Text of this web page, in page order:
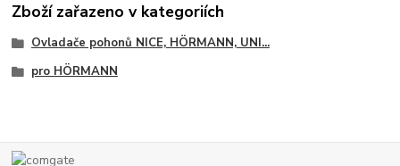
Zboží zařazeno v kategoriích
Ovladače pohonů NICE, HÖRMANN, UNI...
pro HÖRMANN